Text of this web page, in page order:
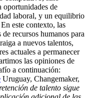
oportunidades de
laboral, y un equilibrio
este contexto, las
recursos humanos para
a nuevos talentos,
actuales a permanecer
las opiniones de
a continuación:
Uruguay, Changemaker,
de talento sigue